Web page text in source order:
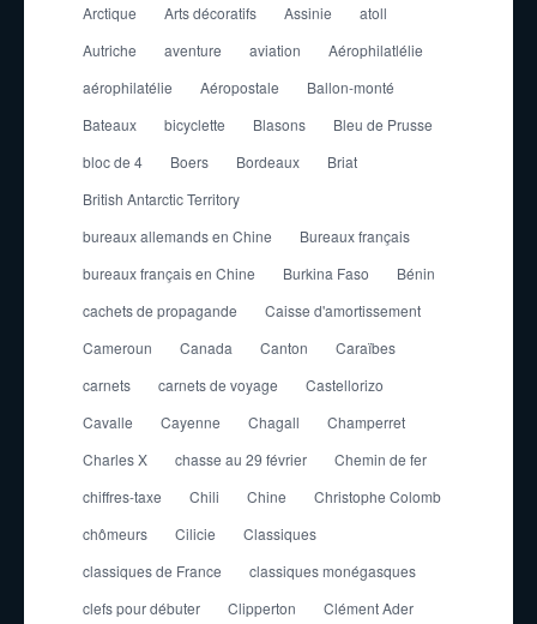
Arctique
Arts décoratifs Assinie
atoll
Autriche
aventure aviation
Aérophilatlélie
aérophilatélie
Aéropostale
Ballon-monté
Bateaux
bicyclette Blasons
Bleu de Prusse
bloc de 4
Boers Bordeaux
Briat
British Antarctic Territory
bureaux allemands en Chine
Bureaux français
bureaux français en Chine
Burkina Faso
Bénin
cachets de propagande
Caisse d'amortissement
Cameroun
Canada Canton
Caraïbes
carnets
carnets de voyage
Castellorizo
Cavalle
Cayenne Chagall
Champerret
Charles X
chasse au 29 février
Chemin de fer
chiffres-taxe
Chili Chine
Christophe Colomb
chômeurs
Cilicie
Classiques
classiques de France
classiques monégasques
clefs pour débuter
Clipperton
Clément Ader